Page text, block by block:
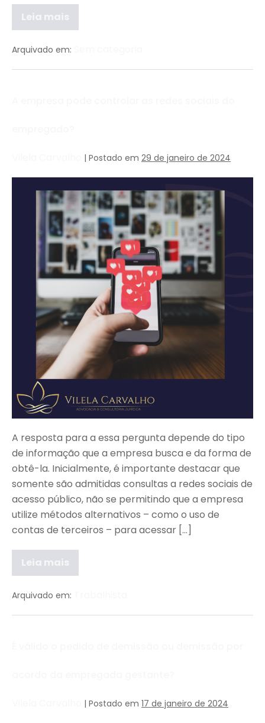
Leia mais
Arquivado em:
| Postado em 29 de janeiro de 2024
A resposta para a essa pergunta depende do tipo
de informação que a empresa busca e da forma de
obtê-la. Inicialmente, é importante destacar que
somente são admitidas consultas a redes sociais de
acesso público, não se permitindo que a empresa
utilize métodos alternativos – como o uso de
contas de terceiros – para acessar […]
Leia mais
Arquivado em:
| Postado em 17 de janeiro de 2024